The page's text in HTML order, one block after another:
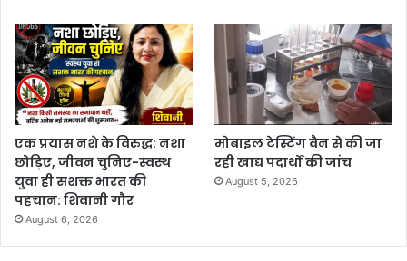
एक प्रयास नशे के विरुद्ध: नशा
छोड़िए, जीवन चुनिए-स्वस्थ
युवा ही सशक्त भारत की
पहचान: शिवानी गौर
August 6, 2026
मोबाइल टेस्टिंग वैन से की जा
रही खाद्य पदार्थों की जांच
August 5, 2026